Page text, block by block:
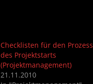
Checklisten für den Prozess
des Projektstarts
(Projektmanagement)
21.11.2010